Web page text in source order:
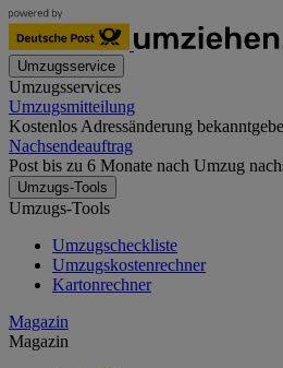
Umzugsservice
Umzugsservices
Umzugsmitteilung
Kostenlos Adressänderung
Nachsendeauftrag
Post bis zu 6 Monate nach Umzug
Umzugs-Tools
Umzugs-Tools
Umzugscheckliste
Umzugskostenrechner
Kartonrechner
Magazin
Magazin